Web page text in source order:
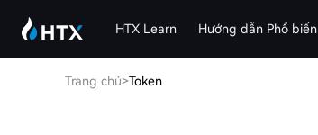
HTX Learn Hướng dẫn Phổ biến
Trang chủ>Token